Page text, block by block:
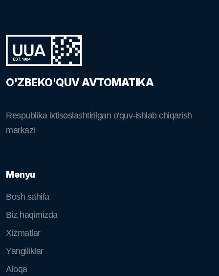
O'ZBEKO'QUV AVTOMATIKA
Respublika ixtisoslashtirilgan o'quv-ishlab chiqarish
markazi
Menyu
Bosh sahifa
Biz haqimizda
Xizmatlar
Yangiliklar
Aloqa